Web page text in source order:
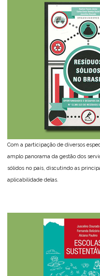
Com a participação de diversos
amplo panorama da gestão dos
sólidos no país, discutindo as
aplicabilidade delas.